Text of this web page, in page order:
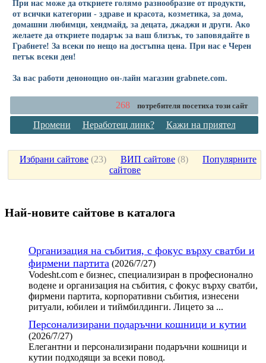
При нас може да откриете голямо разнообразие от продукти,
от всички категории - здраве и красота, козметика, за дома,
домашни любимци, хендмайд, за децата, джаджи и други. Ако
желаете да откриете подарък за ваш близък, то заповядайте в
Грабнете! За всеки по нещо на достъпна цена. При нас е Черен
петък всеки ден!
За вас работи денонощно он-лайн магазин grabnete.com.
268 потребителя посетиха този сайт
Промени Неработещ линк? Кажи на приятел
Избрани сайтове (23) ВИП сайтове (8) Популярните
сайтове
Най-новите сайтoве в каталога
Организация на събития, с фокус върху сватби и
фирмени партита (2026/7/27)
Vodesht.com е бизнес, специализиран в професионално
водене и организация на събития, с фокус върху сватби,
фирмени партита, корпоративни събития, изнесени
ритуали, юбилеи и тиймбилдинги. Лицето за ...
Персонализирани подаръчни кошници и кутии
(2026/7/27)
Елегантни и персонализирани подаръчни кошници и
кутии подходящи за всеки повод.